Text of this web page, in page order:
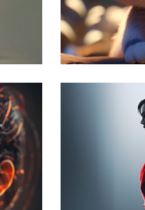
دایناسور کوچک
تحلیل پرامپت,فانتزی